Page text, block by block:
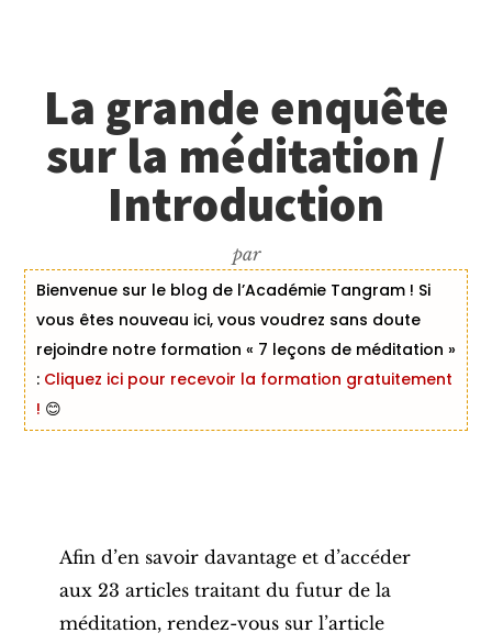
La grande enquête
sur la méditation /
Introduction
par
Bienvenue sur le blog de l’Académie Tangram ! Si
vous êtes nouveau ici, vous voudrez sans doute
rejoindre notre formation « 7 leçons de méditation »
:Cliquez ici pour recevoir la formation gratuitement
! 😊
Afin d’en savoir davantage et d’accéder
aux 23 articles traitant du futur de la
méditation, rendez-vous sur l’article